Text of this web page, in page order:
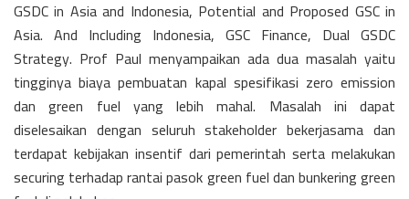
GSDC in Asia and Indonesia, Potential and Proposed GSC in
Asia. And Including Indonesia, GSC Finance, Dual GSDC
Strategy. Prof Paul menyampaikan ada dua masalah yaitu
tingginya biaya pembuatan kapal spesifikasi zero emission
dan green fuel yang lebih mahal. Masalah ini dapat
diselesaikan dengan seluruh stakeholder bekerjasama dan
terdapat kebijakan insentif dari pemerintah serta melakukan
securing terhadap rantai pasok green fuel dan bunkering green